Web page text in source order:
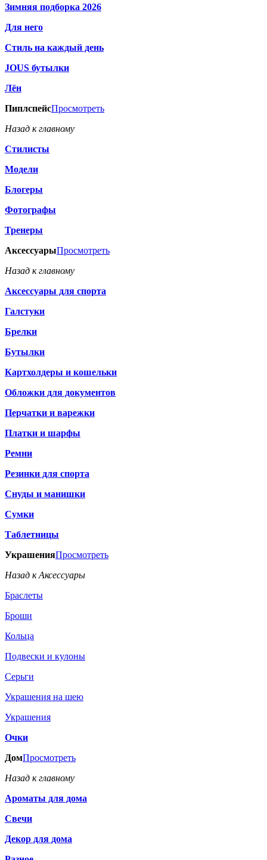
Зимняя подборка 2026
Для него
Стиль на каждый день
JOUS бутылки
Лён
ПиплспейсПросмотреть
Назад к главному
Стилисты
Модели
Блогеры
Фотографы
Тренеры
АксессуарыПросмотреть
Назад к главному
Аксессуары для спорта
Галстуки
Брелки
Бутылки
Картхолдеры и кошельки
Обложки для документов
Перчатки и варежки
Платки и шарфы
Ремни
Резинки для спорта
Снуды и манишки
Сумки
Таблетницы
УкрашенияПросмотреть
Назад к Аксессуары
Браслеты
Броши
Кольца
Подвески и кулоны
Серьги
Украшения на шею
Украшения
Очки
ДомПросмотреть
Назад к главному
Ароматы для дома
Свечи
Декор для дома